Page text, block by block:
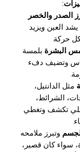
الصدر والخصر
العين ويزيد
حركة.
البشرة بلمسة
وتضيف دفء
مثل الدانتيل،
الشرائط،
تكشف وتغطي
وتبرز ملامحه
سواء كان قصير،